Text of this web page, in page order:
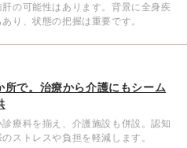
の可能性はあります。背景に全身疾
り、状態の把握は重要です。
所で。治療から介護にもシーム
療科を揃え、介護施設も併設。認知
ストレスや負担を軽減します。